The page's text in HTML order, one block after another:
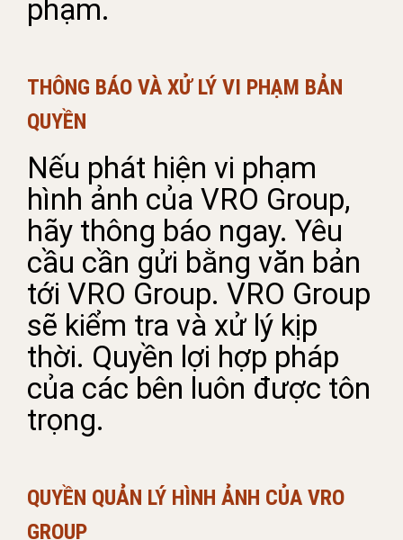
phạm.
THÔNG BÁO VÀ XỬ LÝ VI PHẠM BẢN
QUYỀN
Nếu phát hiện vi phạm
hình ảnh của VRO Group,
hãy thông báo ngay. Yêu
cầu cần gửi bằng văn bản
tới VRO Group. VRO Group
sẽ kiểm tra và xử lý kịp
thời. Quyền lợi hợp pháp
của các bên luôn được tôn
trọng.
QUYỀN QUẢN LÝ HÌNH ẢNH CỦA VRO
GROUP